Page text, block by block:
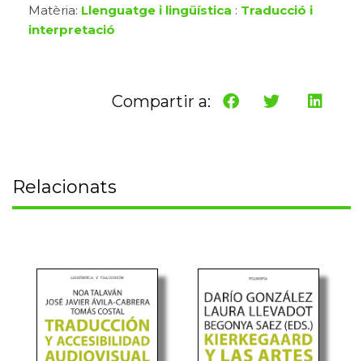
Matèria: Llenguatge i lingüística : Traducció i
interpretació
Compartir a:
Relacionats